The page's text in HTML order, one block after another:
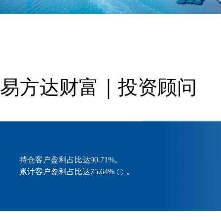
易方达财富｜投资顾问
持仓客户盈利占比达90.71%。
累计客户盈利占比达75.64%
。